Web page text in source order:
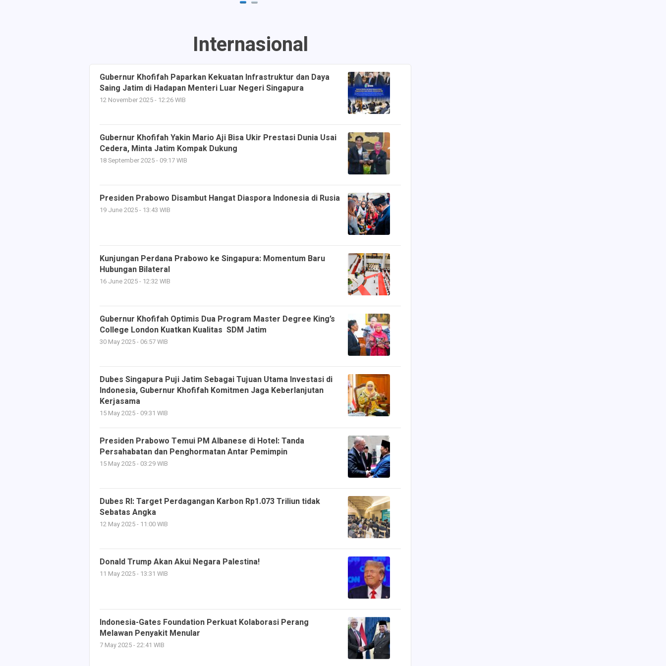
Internasional
Gubernur Khofifah Paparkan Kekuatan Infrastruktur dan Daya
Saing Jatim di Hadapan Menteri Luar Negeri Singapura
12 November 2025 - 12:26 WIB
Gubernur Khofifah Yakin Mario Aji Bisa Ukir Prestasi Dunia Usai
Cedera, Minta Jatim Kompak Dukung
18 September 2025 - 09:17 WIB
Presiden Prabowo Disambut Hangat Diaspora Indonesia di Rusia
19 June 2025 - 13:43 WIB
Kunjungan Perdana Prabowo ke Singapura: Momentum Baru
Hubungan Bilateral
16 June 2025 - 12:32 WIB
Gubernur Khofifah Optimis Dua Program Master Degree King’s
College London Kuatkan Kualitas SDM Jatim
30 May 2025 - 06:57 WIB
Dubes Singapura Puji Jatim Sebagai Tujuan Utama Investasi di
Indonesia, Gubernur Khofifah Komitmen Jaga Keberlanjutan
Kerjasama
15 May 2025 - 09:31 WIB
Presiden Prabowo Temui PM Albanese di Hotel: Tanda
Persahabatan dan Penghormatan Antar Pemimpin
15 May 2025 - 03:29 WIB
Dubes RI: Target Perdagangan Karbon Rp1.073 Triliun tidak
Sebatas Angka
12 May 2025 - 11:00 WIB
Donald Trump Akan Akui Negara Palestina!
11 May 2025 - 13:31 WIB
Indonesia-Gates Foundation Perkuat Kolaborasi Perang
Melawan Penyakit Menular
7 May 2025 - 22:41 WIB